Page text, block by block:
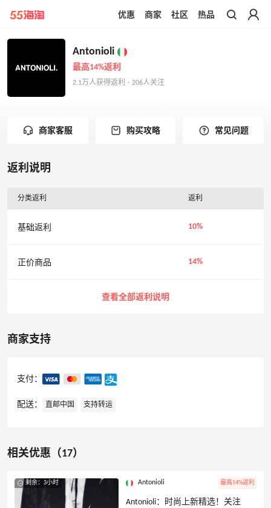
带你去官网买正品
优惠 商家 社区 热品
Antonioli
最高14%返利
2.1万人获得返利 · 206人关注
商家客服 购买攻略 常见问题
返利说明
分类返利 返利
基础返利 10%
正价商品 14%
查看全部返利说明
商家支持
支付：
配送： 直邮中国 支持转运
相关优惠（17）
剩余：3小时 Antonioli 最高14%返利
Antonioli：时尚上新精选！关注